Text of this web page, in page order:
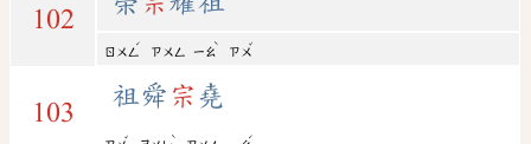
102
ㄖㄨㄥ
ˊ
ㄗㄨㄥ ㄧㄠ
ˋ
ㄗㄨ
ˇ
103
祖舜 宗 堯
ˇ ˋ ˊ